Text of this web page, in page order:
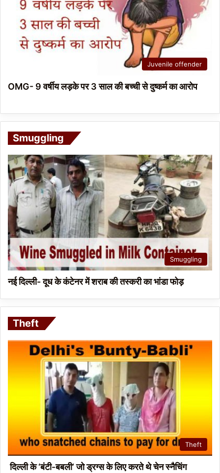
Juvenile offender
OMG- 9 वर्षीय लड़के पर 3 साल की बच्ची से दुष्कर्म का आरोप
Smuggling
Smuggling
नई दिल्ली- दूध के कंटेनर में शराब की तस्करी का भांडा फोड़
Theft
Theft
दिल्ली के ‘बंटी-बबली’ जो ड्रग्स के लिए करते थे चेन स्नैचिंग